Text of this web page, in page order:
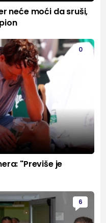
neće moći da sruši,
0
"Previše je
6